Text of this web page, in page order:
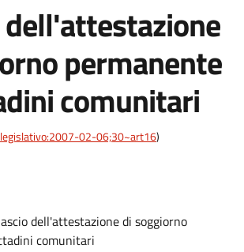
dell'attestazione
permanente
comunitari
02-06;30~art16)
dell'attestazione di soggiorno
comunitari